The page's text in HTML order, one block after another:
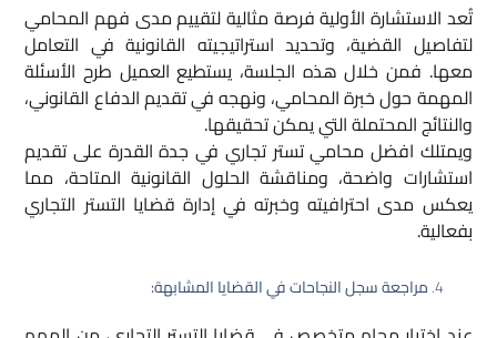
تُعد الاستشارة الأولية فرصة مثالية لتقييم مدى فهم المحامي
لتفاصيل القضية، وتحديد استراتيجيته القانونية في التعامل
معها. فمن خلال هذه الجلسة، يستطيع العميل طرح الأسئلة
المهمة حول خبرة المحامي، ونهجه في تقديم الدفاع القانوني،
والنتائج المحتملة التي يمكن تحقيقها.
ويمتلك افضل محامي تستر تجاري في جدة القدرة على تقديم
استشارات واضحة، ومناقشة الحلول القانونية المتاحة، مما
يعكس مدى احترافيته وخبرته في إدارة قضايا التستر التجاري
بفعالية.
مراجعة سجل النجاحات في القضايا المشابهة: